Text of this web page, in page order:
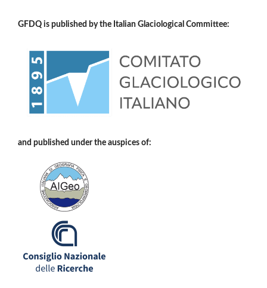
GFDQ is published by the Italian Glaciological Committee:
and published under the auspices of: